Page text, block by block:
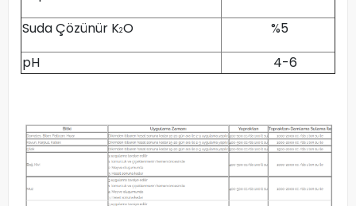
Suda Çözünür K2O
%5
pH
4-6